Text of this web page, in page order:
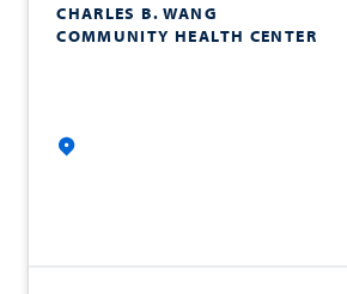
CHARLES B. WANG
COMMUNITY HEALTH CENTER